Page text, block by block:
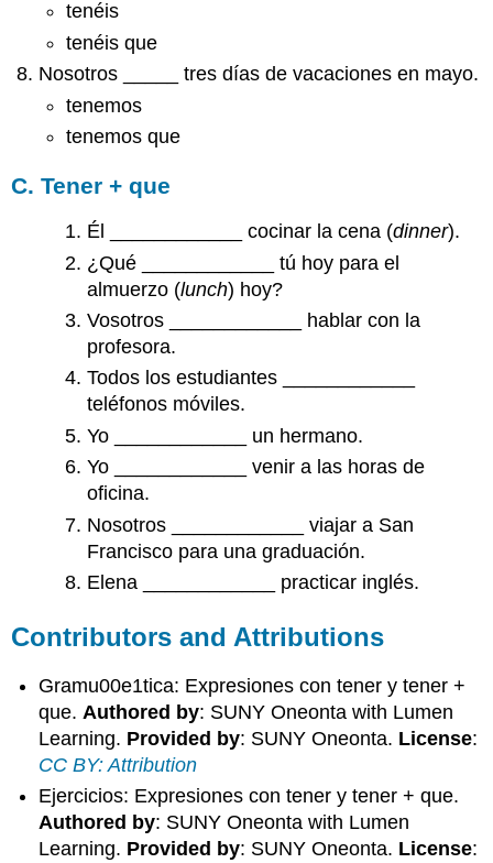
tenéis
tenéis que
Nosotros _____ tres días de vacaciones en mayo.
tenemos
tenemos que
C. Tener + que
Él ____________ cocinar la cena (dinner).
¿Qué ____________ tú hoy para el
almuerzo (lunch) hoy?
Vosotros ____________ hablar con la
profesora.
Todos los estudiantes ____________
teléfonos móviles.
Yo ____________ un hermano.
Yo ____________ venir a las horas de
oficina.
Nosotros ____________ viajar a San
Francisco para una graduación.
Elena ____________ practicar inglés.
Contributors and Attributions
Gramu00e1tica: Expresiones con tener y tener +
que. Authored by: SUNY Oneonta with Lumen
Learning. Provided by: SUNY Oneonta. License:
CC BY: Attribution
Ejercicios: Expresiones con tener y tener + que.
Authored by: SUNY Oneonta with Lumen
Learning. Provided by: SUNY Oneonta. License: